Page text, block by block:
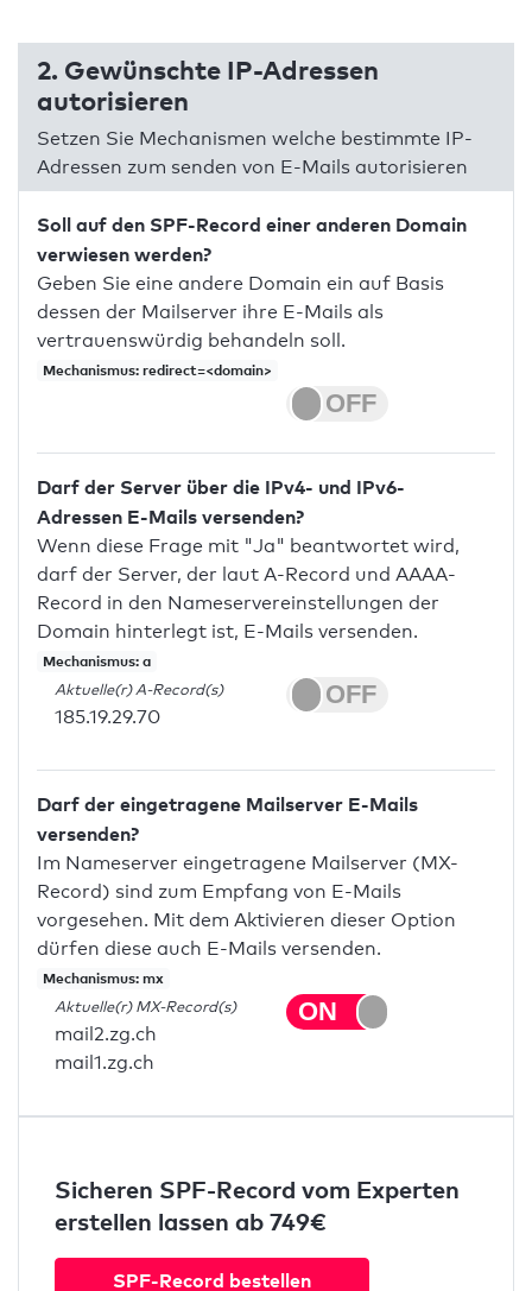
2. Gewünschte IP-Adressen
autorisieren
Setzen Sie Mechanismen welche bestimmte IP-
Adressen zum senden von E-Mails autorisieren
Soll auf den SPF-Record einer anderen Domain
verwiesen werden?
Geben Sie eine andere Domain ein auf Basis
dessen der Mailserver ihre E-Mails als
vertrauenswürdig behandeln soll.
Mechanismus: redirect=<domain>
Darf der Server über die IPv4- und IPv6-
Adressen E-Mails versenden?
Wenn diese Frage mit "Ja" beantwortet wird,
darf der Server, der laut A-Record und AAAA-
Record in den Nameservereinstellungen der
Domain hinterlegt ist, E-Mails versenden.
Mechanismus: a
Aktuelle(r) A-Record(s)
185.19.29.70
Darf der eingetragene Mailserver E-Mails
versenden?
Im Nameserver eingetragene Mailserver (MX-
Record) sind zum Empfang von E-Mails
vorgesehen. Mit dem Aktivieren dieser Option
dürfen diese auch E-Mails versenden.
Mechanismus: mx
Aktuelle(r) MX-Record(s)
mail2.zg.ch
mail1.zg.ch
Sicheren SPF-Record vom Experten
erstellen lassen ab 749€
SPF-Record bestellen